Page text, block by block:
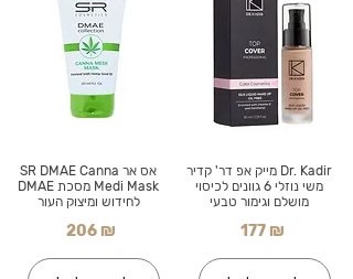
אס אר SR DMAE Canna
Medi Mask מסכת DMAE
לחידוש ומיצוק העור
206 ₪
Dr. Kadir מייק אפ דר' קדיר
משי נוזלי 6 גוונים לכיסוי
מושלם וגימור טבעי
177 ₪